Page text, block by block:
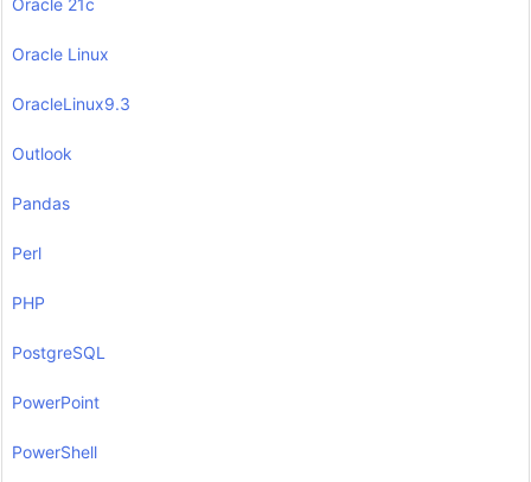
Oracle 21c
Oracle Linux
OracleLinux9.3
Outlook
Pandas
Perl
PHP
PostgreSQL
PowerPoint
PowerShell